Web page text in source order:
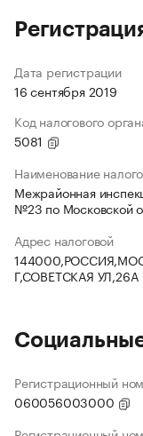
Дата регистрации
16 сентября 2019
Код налогового
5081
Наименование
Межрайонная
№23 по Московской
Адрес налоговой
Г,СОВЕТСКАЯ УЛ,26А
Регистрационный
060056003000